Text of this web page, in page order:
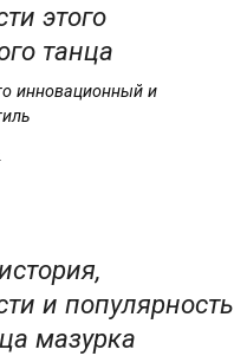
этого
танца
инновационный и
и популярность
мазурка